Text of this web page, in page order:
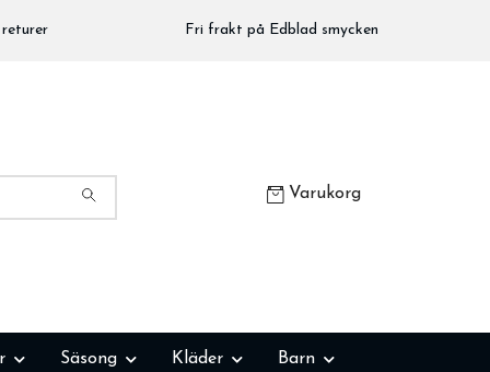
Fri frakt på Edblad smycken
Varukorg
Säsong Kläder Barn